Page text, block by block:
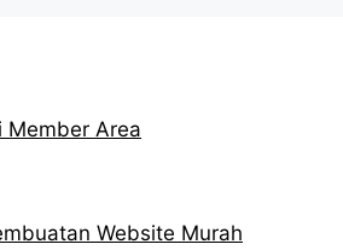
Member Area
Website Murah